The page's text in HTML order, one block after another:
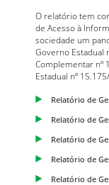
O relatório tem
de Acesso à
sociedade um
Governo Estadual
Complementar nº
Estadual nº
Relatório de
Relatório de
Relatório de
Relatório de
Relatório de